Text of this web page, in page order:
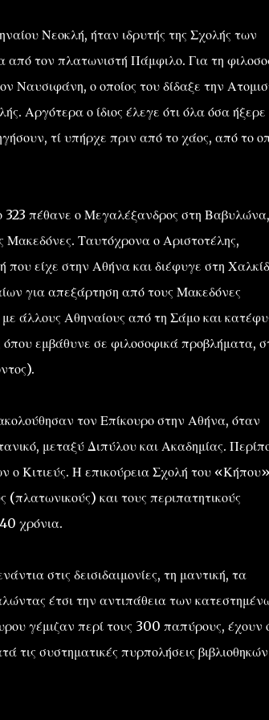
Νεοκλή, ήταν ιδρυτής της Σχολής των
τον πλατωνιστή Πάμφιλο. Για τη
Ναυσιφάνη, ο οποίος του δίδαξε την
Αργότερα ο ίδιος έλεγε ότι όλα όσα
τί υπήρχε πριν από το χάος, από το
323 πέθανε ο Μεγαλέξανδρος στη
Μακεδόνες. Ταυτόχρονα ο Αριστοτέλης,
που είχε στην Αθήνα και διέφυγε στη
για απεξάρτηση από τους Μακεδόνες
άλλους Αθηναίους από τη Σάμο και
εμβάθυνε σε φιλοσοφικά προβλήματα,
τον Επίκουρο στην Αθήνα, όταν
μεταξύ Διπύλου και Ακαδημίας.
ο Κιτιεύς. Η επικούρεια Σχολή του «Κήπου»
και τους περιπατητικούς
χρόνια.
στις δεισιδαιμονίες, τη μαντική, τα
έτσι την αντιπάθεια των
γέμιζαν περί τους 300 παπύρους, έχουν
τις συστηματικές πυρπολήσεις